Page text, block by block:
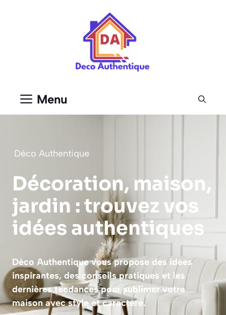
Menu
Déco Authentique
Décoration, maison,
jardin : trouvez vos
idées authentiques
Déco Authentique vous propose des idées
inspirantes, des conseils pratiques et les
dernières tendances pour sublimer votre
maison avec style et caractère.